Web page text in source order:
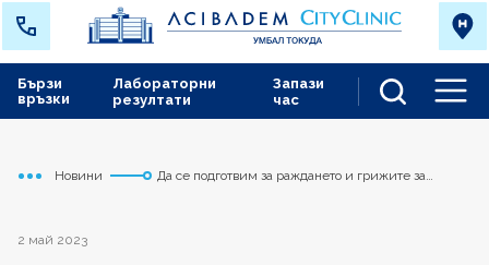
Лабораторни
резултати
Запази
час
Бързи
връзки
Начало
Токуда
Новини
Да се подготвим за раждането и грижите за
2 май 2023